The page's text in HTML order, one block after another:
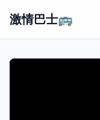
激情巴士🚌